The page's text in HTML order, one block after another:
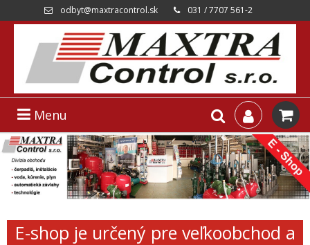
odbyt@maxtracontrol.sk 031 / 7707 561-2
Menu
E-shop je určený pre veľkoobchod a